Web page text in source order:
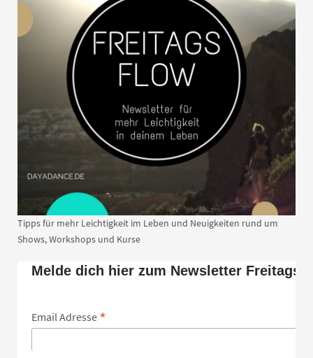
Tipps für mehr Leichtigkeit im Leben und Neuigkeiten rund um
Shows, Workshops und Kurse
Melde dich hier zum Newsletter Freitags
Email Adresse *